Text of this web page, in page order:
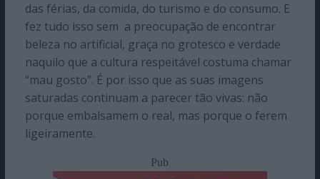
das férias, da comida, do turismo e do consumo. E
fez tudo isso sem a preocupação de encontrar
beleza no artificial, graça no grotesco e verdade
naquilo que a cultura respeitável costuma chamar
“mau gosto”. É por isso que as suas imagens
saturadas continuam a parecer tão vivas: não
porque embalsamem o real, mas porque o ferem
ligeiramente.
Pub